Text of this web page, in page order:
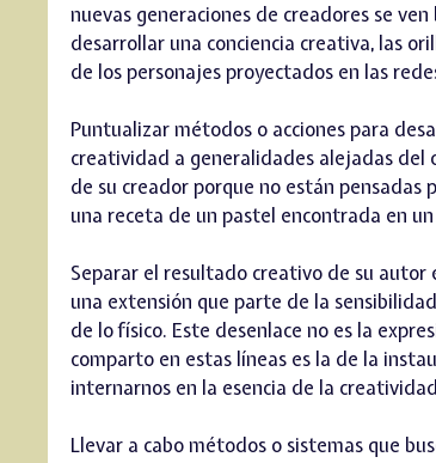
nuevas generaciones de creadores se
desarrollar una conciencia creativa, las
de los personajes proyectados en las
Puntualizar métodos o acciones para
creatividad a generalidades alejadas del
de su creador porque no están pensadas
una receta de un pastel encontrada en
Separar el resultado creativo de su autor
una extensión que parte de la
de lo físico. Este desenlace no es la
comparto en estas líneas es la de la
internarnos en la esencia de la
Llevar a cabo métodos o sistemas que